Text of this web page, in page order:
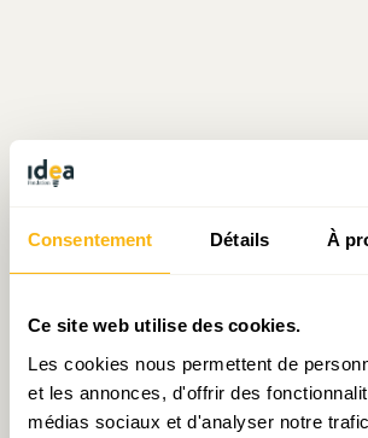
Consentement Détails À
Ce site web utilise des cookies.
Les cookies nous permettent de
et les annonces, d'offrir des
médias sociaux et d'analyser notre